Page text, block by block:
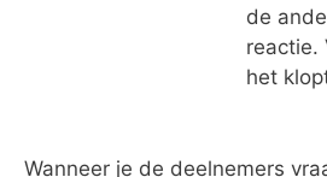
de
reactie.
het
Wanneer je de deelnemers